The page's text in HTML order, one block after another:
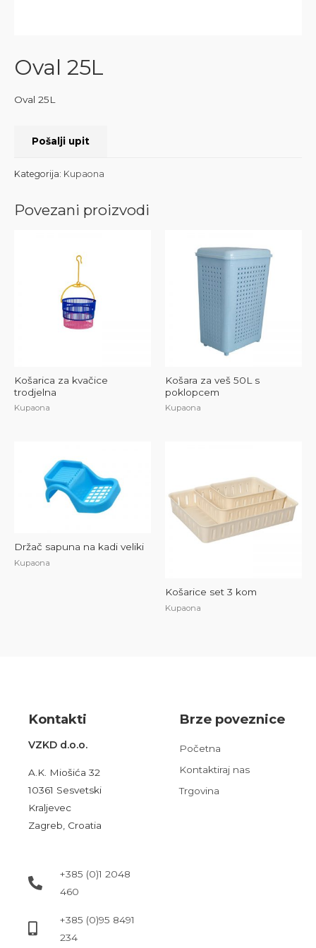
Oval 25L
Oval 25L
Pošalji upit
Kategorija: Kupaona
Povezani proizvodi
Košarica za kvačice
trodjelna
Kupaona
Košara za veš 50L s
poklopcem
Kupaona
Držač sapuna na kadi veliki
Kupaona
Košarice set 3 kom
Kupaona
Kontakti
VZKD d.o.o.
A.K. Miošića 32
10361 Sesvetski
Kraljevec
Zagreb, Croatia
+385 (0)1 2048
460
+385 (0)95 8491
234
Brze poveznice
Početna
Kontaktiraj nas
Trgovina